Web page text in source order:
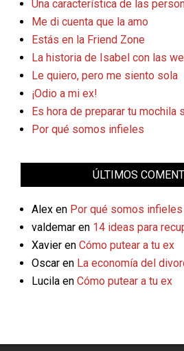
Una característica de las
Me di cuenta que la amo
Estás en la Friend Zone
La historia de Isabel con las
Le quiero, pero me siento sola
¡Odio a mi ex!
Es hora de preparar tu mochila
Por qué somos infieles
ÚLTIMOS
Alex en Por qué somos infieles
valdemar en 14 ideas para
Xavier en Cómo putear a tu ex
Oscar en La economía del
Lucila en Cómo putear a tu ex